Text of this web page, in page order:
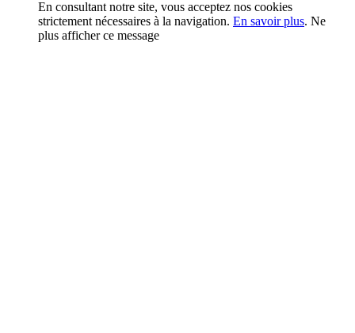
En consultant notre site, vous acceptez nos cookies
strictement nécessaires à la navigation. En savoir plus. Ne
plus afficher ce message